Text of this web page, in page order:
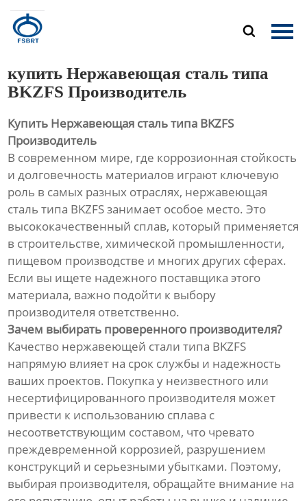

Главная
О Нас
Новости
Контакты
купить Нержавеющая сталь типа
BKZFS Производитель
Купить Нержавеющая сталь типа BKZFS
Производитель
В современном мире, где коррозионная стойкость
и долговечность материалов играют ключевую
роль в самых разных отраслях, нержавеющая
сталь типа BKZFS занимает особое место. Это
высококачественный сплав, который применяется
в строительстве, химической промышленности,
пищевом производстве и многих других сферах.
Если вы ищете надежного поставщика этого
материала, важно подойти к выбору
производителя ответственно.
Зачем выбирать проверенного производителя?
Качество нержавеющей стали типа BKZFS
напрямую влияет на срок службы и надежность
ваших проектов. Покупка у неизвестного или
несертифицированного производителя может
привести к использованию сплава с
несоответствующим составом, что чревато
преждевременной коррозией, разрушением
конструкций и серьезными убытками. Поэтому,
выбирая производителя, обращайте внимание на